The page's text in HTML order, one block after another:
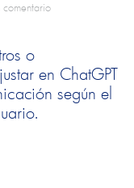
comentario
o
en ChatGPT
según el